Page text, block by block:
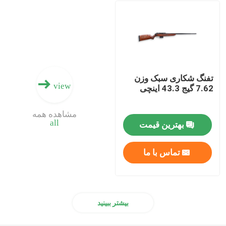
اپتیک تفنگ
تفنگ شکاری سبک وزن
7.62 گیج 43.3 اینچی
بهترین قیمت
تماس با ما
view
all
مشاهده همه
بیشتر ببینید